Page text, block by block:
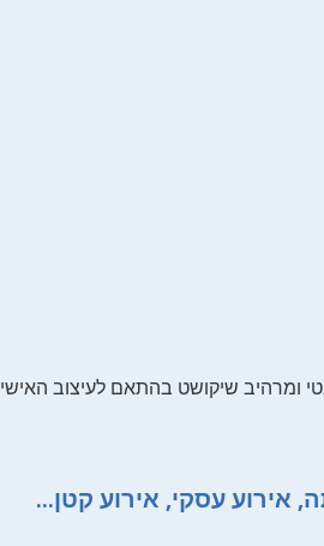
ומרהיב שיקושט בהתאם לעיצוב האישי